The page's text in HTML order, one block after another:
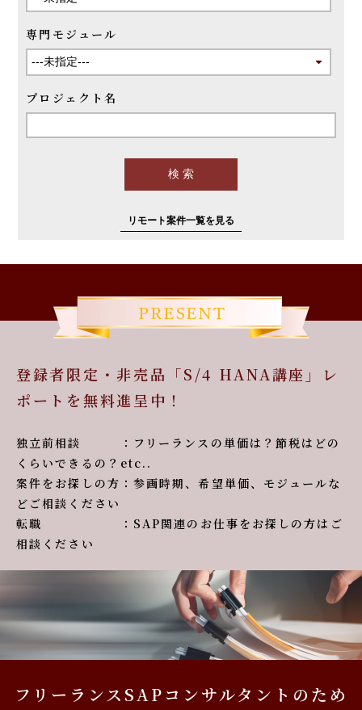
専門モジュール
プロジェクト名
リモート案件一覧を見る
登録者限定・非売品「S/4 HANA講座」レ
ポートを無料進呈中！
独立前相談 ：フリーランスの単価は？節税はどの
くらいできるの？etc..
案件をお探しの方：参画時期、希望単価、モジュールな
どご相談ください
転職 ：SAP関連のお仕事をお探しの方はご
相談ください
フリーランスSAPコンサルタントのため